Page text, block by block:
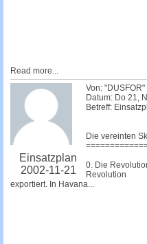
Read more...
Einsatzplan
2002-11-21
Von: "DUSFOR"
Datum: Do 21,
Betreff:
Die vereinten
0. Die
Revolution
exportiert. In Havana...